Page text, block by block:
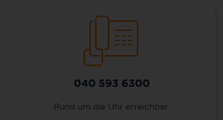
040 593 6300
Rund um die Uhr erreichbar.